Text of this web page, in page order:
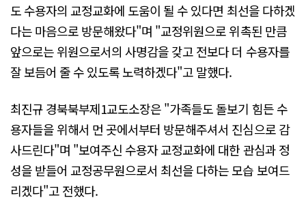
도 수용자의 교정교화에 도움이 될 수 있다면 최선을 다하겠
다는 마음으로 방문해왔다"며 "교정위원으로 위촉된 만큼
앞으로는 위원으로서의 사명감을 갖고 전보다 더 수용자를
잘 보듬어 줄 수 있도록 노력하겠다"고 말했다.
최진규 경북북부제1교도소장은 "가족들도 돌보기 힘든 수
용자들을 위해서 먼 곳에서부터 방문해주셔서 진심으로 감
사드린다"며 "보여주신 수용자 교정교화에 대한 관심과 정
성을 받들어 교정공무원으로서 최선을 다하는 모습 보여드
리겠다"고 전했다.